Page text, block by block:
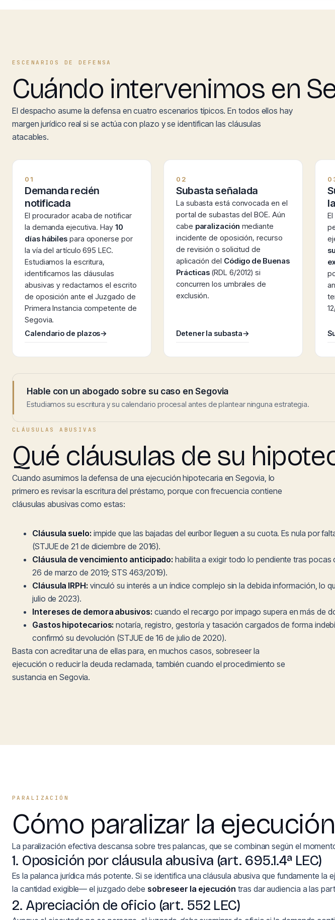
ESCENARIOS DE DEFENSA
Cuándo intervenimos en
El despacho asume la defensa en cuatro escenarios típicos. En todos ellos hay
margen jurídico real si se actúa con plazo y se identifican las cláusulas
atacables.
01
Demanda recién
notificada
El procurador acaba de notificar
la demanda ejecutiva. Hay 10
días hábiles para oponerse por
la vía del artículo 695 LEC.
Estudiamos la escritura,
identificamos las cláusulas
abusivas y redactamos el escrito
de oposición ante el Juzgado de
Primera Instancia competente de
Segovia.
Calendario de plazos→
02
Subasta señalada
La subasta está convocada en el
portal de subastas del BOE. Aún
cabe paralización mediante
incidente de oposición, recurso
de revisión o solicitud de
aplicación del Código de Buenas
Prácticas (RDL 6/2012) si
concurren los umbrales de
exclusión.
Detener la subasta→
Hable con un abogado sobre su caso en Segovia
Estudiamos su escritura y su calendario procesal antes de plantear ninguna estrategia.
CLÁUSULAS ABUSIVAS
Qué cláusulas de su
Cuando asumimos la defensa de una ejecución hipotecaria en Segovia, lo
primero es revisar la escritura del préstamo, porque con frecuencia contiene
cláusulas abusivas como estas:
Cláusula suelo: impide que las bajadas del euríbor lleguen a su cuota. Es nula por
(STJUE de 21 de diciembre de 2016).
Cláusula de vencimiento anticipado: habilita a exigir todo lo pendiente tras
26 de marzo de 2019; STS 463/2019).
Cláusula IRPH: vinculó su interés a un índice complejo sin la debida información, lo
julio de 2023).
Intereses de demora abusivos: cuando el recargo por impago supera en más de
Gastos hipotecarios: notaría, registro, gestoría y tasación cargados de forma
confirmó su devolución (STJUE de 16 de julio de 2020).
Basta con acreditar una de ellas para, en muchos casos, sobreseer la
ejecución o reducir la deuda reclamada, también cuando el procedimiento se
sustancia en Segovia.
PARALIZACIÓN
Cómo paralizar la
La paralización efectiva descansa sobre tres palancas, que se combinan según el
1. Oposición por cláusula abusiva (art. 695.1.4ª LEC)
Es la palanca jurídica más potente. Si se identifica una cláusula abusiva que fundamente
la cantidad exigible— el juzgado debe sobreseer la ejecución tras dar audiencia a las
2. Apreciación de oficio (art. 552 LEC)